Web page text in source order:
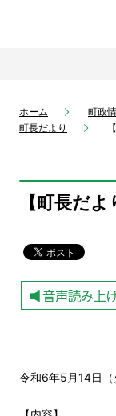
ホーム 町政
町長だより
【町長だ
令和6年5月14日（